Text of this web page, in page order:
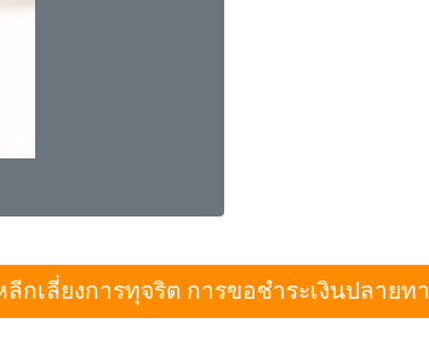
กเลี่ยงการทุจริต การขอชำระเงินปลาย